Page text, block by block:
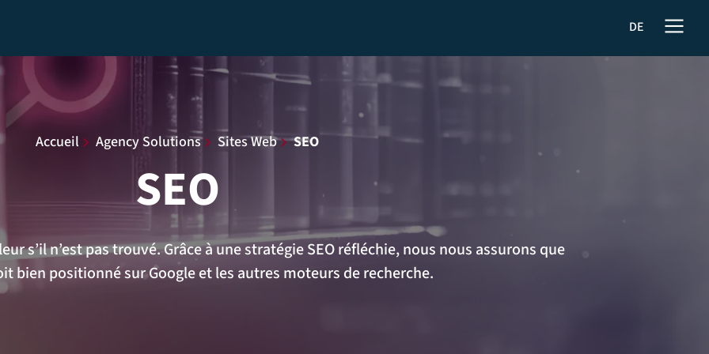
DE
Accueil Agency Solutions Sites Web ​SEO
SEO
s’il n’est pas trouvé. Grâce à une stratégie SEO réfléchie, nous nous assurons que
bien positionné sur Google et les autres moteurs de recherche.